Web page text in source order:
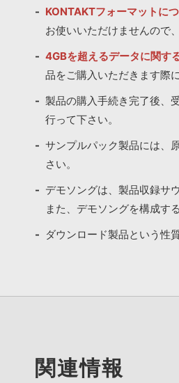
KONTAKTフォーマットにつ
お使いいただけませんので
4GBを超えるデータに関す
品をご購入いただきます際
製品の購入手続き完了後、
行って下さい。
サンプルパック製品には、
さい。
デモソングは、製品収録サ
また、デモソングを構成す
ダウンロード製品という性
関連情報